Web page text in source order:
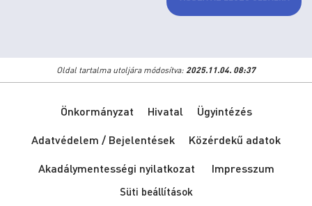
Oldal tartalma utoljára módosítva: 2025.11.04. 08:37
Önkormányzat Hivatal
Ügyintézés
Adatvédelem / Bejelentések
Közérdekű adatok
Akadálymentességi nyilatkozat
Impresszum
Süti beállítások